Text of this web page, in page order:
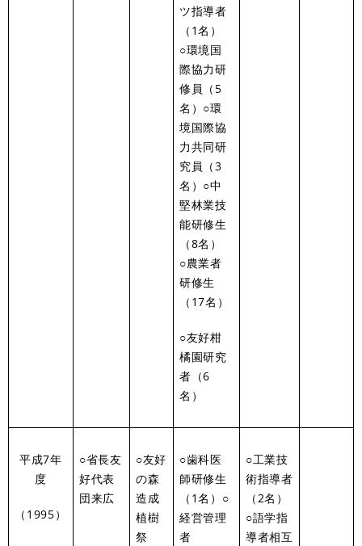
ツ指導者
（1名）
○環境国
際協力研
修員（5
名）○環
境国際協
力共同研
究員（3
名）○中
堅林業技
能研修生
（8名）
○農業者
研修生
（17名）
○友好柑
橘園研究
者（6
名）
平成7年
度
（1995）
○省長友
好代表
団来広
○友好
の森
造成
植樹
祭
○歯科医
師研修生
（1名）○
経営管理
者
○工業技
術指導者
（2名）
○語学指
導者相互